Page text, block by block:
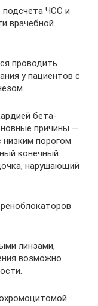
подсчета ЧСС и
врачебной
проводить
у пациентов с
бета-
причины —
порогом
конечный
нарушающий
линзами,
возможно